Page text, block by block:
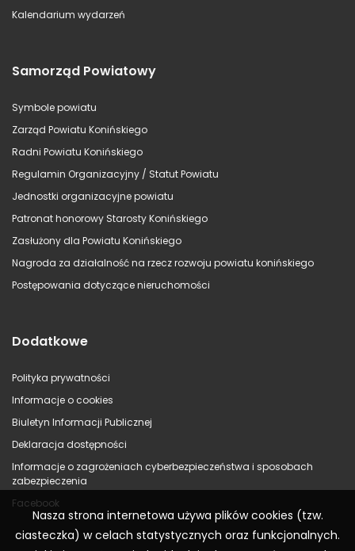
Kalendarium wydarzeń
Samorząd Powiatowy
Symbole powiatu
Zarząd Powiatu Konińskiego
Radni Powiatu Konińskiego
Regulamin Organizacyjny / Statut Powiatu
Jednostki organizacyjne powiatu
Patronat honorowy Starosty Konińskiego
Zasłużony dla Powiatu Konińskiego
Nagroda za działalność na rzecz rozwoju powiatu konińskiego
Postępowania dotyczące nieruchomości
Dodatkowe
Polityka prywatności
Informacje o cookies
Biuletyn Informacji Publicznej
Deklaracja dostępności
Informacje o zagrożeniach cyberbezpieczeństwa i sposobach
zabezpieczenia
Facebook
Nasza strona internetowa używa plików cookies (tzw.
ciasteczka) w celach statystycznych oraz funkcjonalnych.